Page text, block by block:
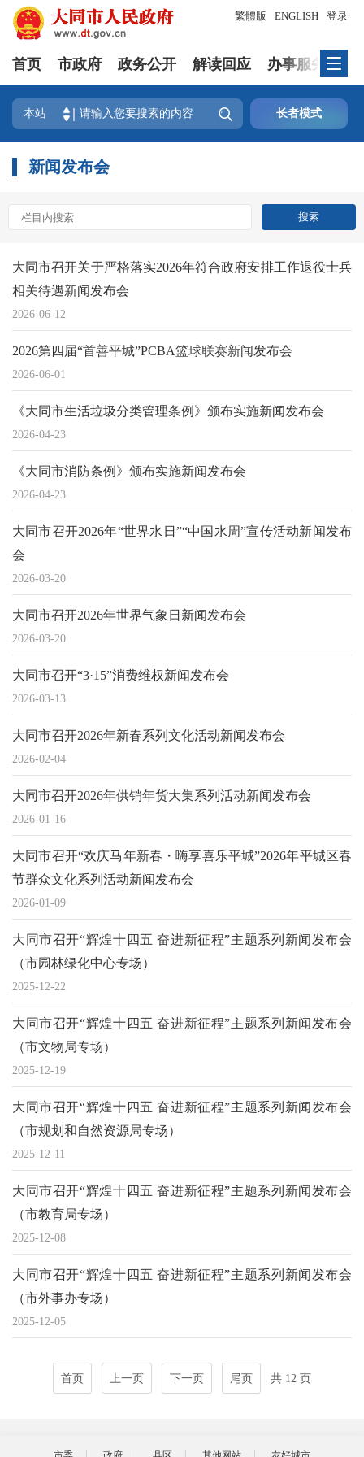
登录
繁體版 ENGLISH
首页 市政府 政务公开 解读回应 办事服务
本站  长者模式
新闻发布会
大同市召开关于严格落实2026年符合政府安排工作退役士兵
相关待遇新闻发布会
2026-06-12
2026第四届“首善平城”PCBA篮球联赛新闻发布会
2026-06-01
《大同市生活垃圾分类管理条例》颁布实施新闻发布会
2026-04-23
《大同市消防条例》颁布实施新闻发布会
2026-04-23
大同市召开2026年“世界水日”“中国水周”宣传活动新闻发布
会
2026-03-20
大同市召开2026年世界气象日新闻发布会
2026-03-20
大同市召开“3·15”消费维权新闻发布会
2026-03-13
大同市召开2026年新春系列文化活动新闻发布会
2026-02-04
大同市召开2026年供销年货大集系列活动新闻发布会
2026-01-16
大同市召开“欢庆马年新春・嗨享喜乐平城”2026年平城区春
节群众文化系列活动新闻发布会
2026-01-09
大同市召开“辉煌十四五 奋进新征程”主题系列新闻发布会
（市园林绿化中心专场）
2025-12-22
大同市召开“辉煌十四五 奋进新征程”主题系列新闻发布会
（市文物局专场）
2025-12-19
大同市召开“辉煌十四五 奋进新征程”主题系列新闻发布会
（市规划和自然资源局专场）
2025-12-11
大同市召开“辉煌十四五 奋进新征程”主题系列新闻发布会
（市教育局专场）
2025-12-08
大同市召开“辉煌十四五 奋进新征程”主题系列新闻发布会
（市外事办专场）
2025-12-05
首页 上一页 下一页 尾页 共 12 页